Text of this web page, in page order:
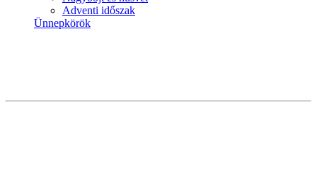
Adventi időszak
Ünnepkörök